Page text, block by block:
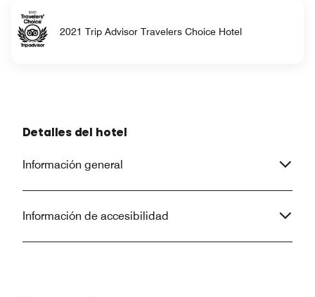
2021 Trip Advisor Travelers Choice Hotel
Detalles del hotel
Información general
Información de accesibilidad